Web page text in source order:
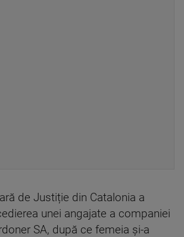
de Justiție din Catalonia a
unei angajate a companiei
SA, după ce femeia și-a